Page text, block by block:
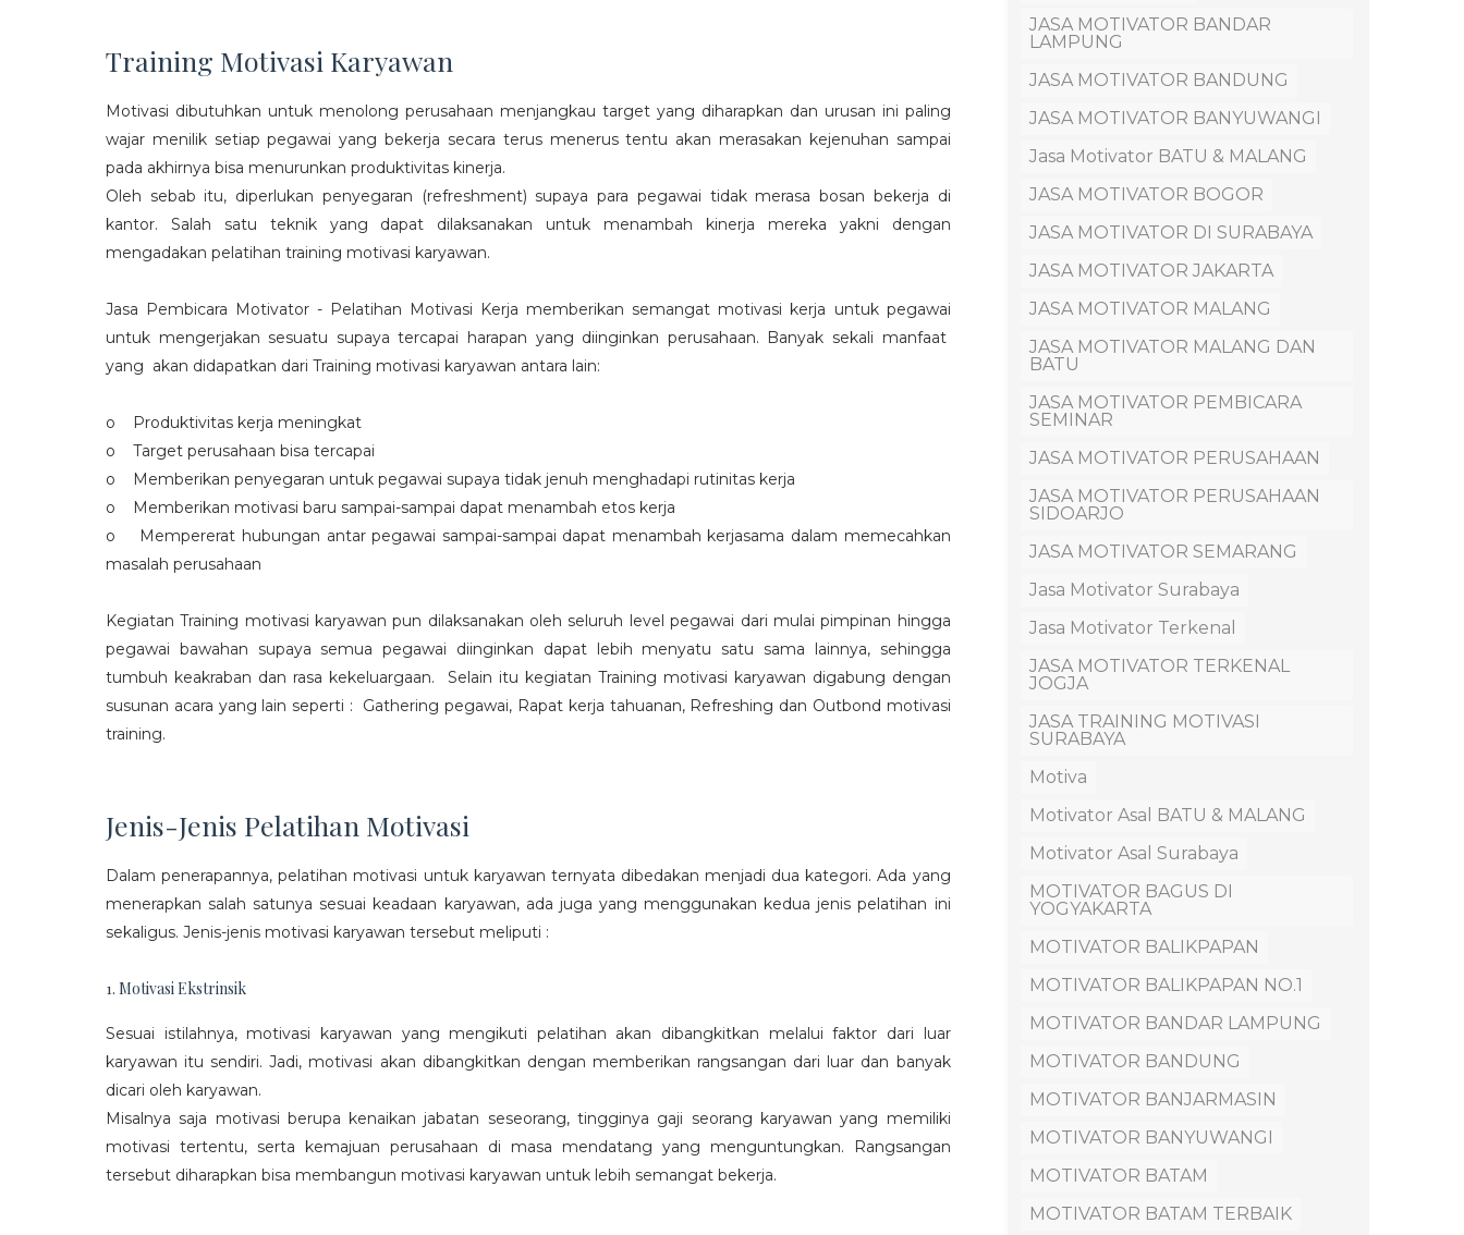
Training Motivasi Karyawan
Motivasi dibutuhkan untuk menolong perusahaan menjangkau target yang diharapkan dan urusan ini paling
wajar menilik setiap pegawai yang bekerja secara terus menerus tentu akan merasakan kejenuhan sampai
pada akhirnya bisa menurunkan produktivitas kinerja.
Oleh sebab itu, diperlukan penyegaran (refreshment) supaya para pegawai tidak merasa bosan bekerja di
kantor. Salah satu teknik yang dapat dilaksanakan untuk menambah kinerja mereka yakni dengan
mengadakan pelatihan training motivasi karyawan.
Jasa Pembicara Motivator - Pelatihan Motivasi Kerja memberikan semangat motivasi kerja untuk pegawai
untuk mengerjakan sesuatu supaya tercapai harapan yang diinginkan perusahaan. Banyak sekali manfaat
yang akan didapatkan dari Training motivasi karyawan antara lain:
o Produktivitas kerja meningkat
o Target perusahaan bisa tercapai
o Memberikan penyegaran untuk pegawai supaya tidak jenuh menghadapi rutinitas kerja
o Memberikan motivasi baru sampai-sampai dapat menambah etos kerja
o Mempererat hubungan antar pegawai sampai-sampai dapat menambah kerjasama dalam memecahkan
masalah perusahaan
Kegiatan Training motivasi karyawan pun dilaksanakan oleh seluruh level pegawai dari mulai pimpinan hingga
pegawai bawahan supaya semua pegawai diinginkan dapat lebih menyatu satu sama lainnya, sehingga
tumbuh keakraban dan rasa kekeluargaan. Selain itu kegiatan Training motivasi karyawan digabung dengan
susunan acara yang lain seperti : Gathering pegawai, Rapat kerja tahuanan, Refreshing dan Outbond motivasi
training.
Jenis-Jenis Pelatihan Motivasi
Dalam penerapannya, pelatihan motivasi untuk karyawan ternyata dibedakan menjadi dua kategori. Ada yang
menerapkan salah satunya sesuai keadaan karyawan, ada juga yang menggunakan kedua jenis pelatihan ini
sekaligus. Jenis-jenis motivasi karyawan tersebut meliputi :
1. Motivasi Ekstrinsik
Sesuai istilahnya, motivasi karyawan yang mengikuti pelatihan akan dibangkitkan melalui faktor dari luar
karyawan itu sendiri. Jadi, motivasi akan dibangkitkan dengan memberikan rangsangan dari luar dan banyak
dicari oleh karyawan.
Misalnya saja motivasi berupa kenaikan jabatan seseorang, tingginya gaji seorang karyawan yang memiliki
motivasi tertentu, serta kemajuan perusahaan di masa mendatang yang menguntungkan. Rangsangan
tersebut diharapkan bisa membangun motivasi karyawan untuk lebih semangat bekerja.
JASA MOTIVATOR BANDAR
LAMPUNG
JASA MOTIVATOR BANDUNG
JASA MOTIVATOR BANYUWANGI
Jasa Motivator BATU & MALANG
JASA MOTIVATOR BOGOR
JASA MOTIVATOR DI SURABAYA
JASA MOTIVATOR JAKARTA
JASA MOTIVATOR MALANG
JASA MOTIVATOR MALANG DAN
BATU
JASA MOTIVATOR PEMBICARA
SEMINAR
JASA MOTIVATOR PERUSAHAAN
JASA MOTIVATOR PERUSAHAAN
SIDOARJO
JASA MOTIVATOR SEMARANG
Jasa Motivator Surabaya
Jasa Motivator Terkenal
JASA MOTIVATOR TERKENAL
JOGJA
JASA TRAINING MOTIVASI
SURABAYA
Motiva
Motivator Asal BATU & MALANG
Motivator Asal Surabaya
MOTIVATOR BAGUS DI
YOGYAKARTA
MOTIVATOR BALIKPAPAN
MOTIVATOR BALIKPAPAN NO.1
MOTIVATOR BANDAR LAMPUNG
MOTIVATOR BANDUNG
MOTIVATOR BANJARMASIN
MOTIVATOR BANYUWANGI
MOTIVATOR BATAM
MOTIVATOR BATAM TERBAIK